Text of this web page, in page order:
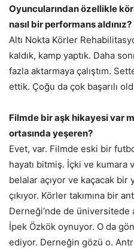
Oyuncularından özellikle
nasıl bir performans aldınız?
Altı Nokta Körler
kaldık, kamp yaptık. Daha
fazla aktarmaya çalıştım.
ettik. Çoğu da çok başarılı
Filmde bir aşk hikayesi var
ortasında yeşeren?
Evet, var. Filmde eski bir
hayatı bitmiş. İçki ve kumara
belalar açıyor ve kaçacak bir
çıkıyor. Körler takımına bir
Derneği’nde de üniversitede
İpek Özkök oynuyor. O da
ediyor. Derneğin gözü o.